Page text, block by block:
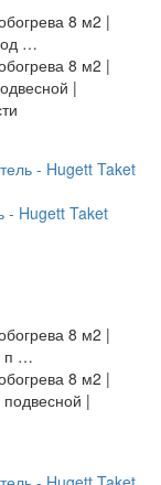
8 м2 |
…
8 м2 |
|
- Hugett Taket
8 м2 |
п …
8 м2 |
|